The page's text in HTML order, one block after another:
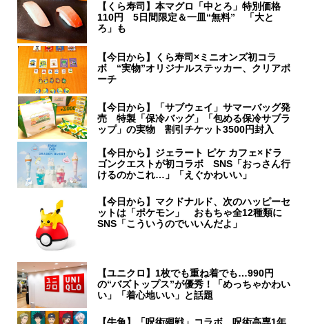
【くら寿司】本マグロ「中とろ」特別価格
110円 5日間限定＆一皿“無料” 「大と
ろ」も
【今日から】くら寿司×ミニオンズ初コラ
ボ “実物”オリジナルステッカー、クリアポ
ーチ
【今日から】「サブウェイ」サマーバッグ発
売 特製「保冷バッグ」「包める保冷サブラ
ップ」の実物 割引チケット3500円封入
【今日から】ジェラート ピケ カフェ×ドラ
ゴンクエストが初コラボ SNS「おっさん行
けるのかこれ…」「えぐかわいい」
【今日から】マクドナルド、次のハッピーセ
ットは「ポケモン」 おもちゃ全12種類に
SNS「こういうのでいいんだよ」
【ユニクロ】1枚でも重ね着でも…990円
の“バズトップス”が優秀！「めっちゃかわい
い」「着心地いい」と話題